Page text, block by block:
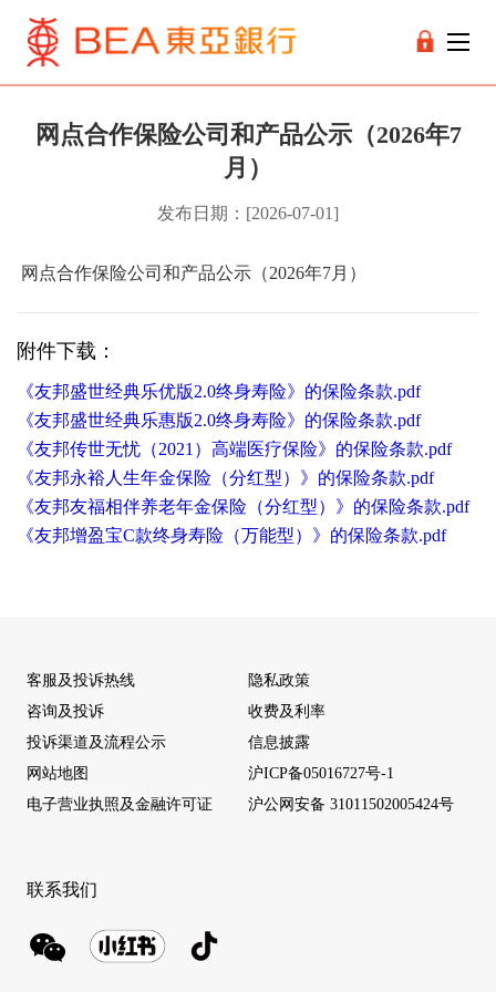
网点合作保险公司和产品公示（2026年7
月）
发布日期：[2026-07-01]
网点合作保险公司和产品公示（2026年7月）
附件下载：
《友邦盛世经典乐优版2.0终身寿险》的保险条款.pdf
《友邦盛世经典乐惠版2.0终身寿险》的保险条款.pdf
《友邦传世无忧（2021）高端医疗保险》的保险条款.pdf
《友邦永裕人生年金保险（分红型）》的保险条款.pdf
《友邦友福相伴养老年金保险（分红型）》的保险条款.pdf
《友邦增盈宝C款终身寿险（万能型）》的保险条款.pdf
客服及投诉热线
咨询及投诉
投诉渠道及流程公示
网站地图
电子营业执照及金融许可证
隐私政策
收费及利率
信息披露
沪ICP备05016727号-1
沪公网安备 31011502005424号
联系我们